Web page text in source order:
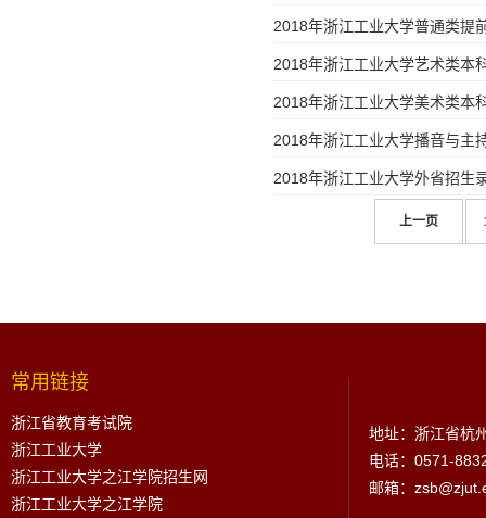
2018年浙江工业大学普通类提
2018年浙江工业大学艺术类本
2018年浙江工业大学美术类本
2018年浙江工业大学播音与主
2018年浙江工业大学外省招生
上一页
常用链接
浙江省教育考试院
浙江工业大学
浙江工业大学之江学院招生网
浙江工业大学之江学院
地址：浙江省杭
电话：0571-
邮箱：